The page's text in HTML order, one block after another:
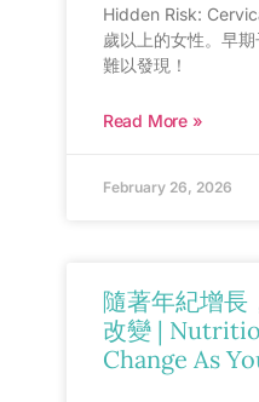
Hidden Risk:
歲以上的女性。早
難以發現！
Read More »
February 26, 2026
隨著年紀增長
改變 |
Change As